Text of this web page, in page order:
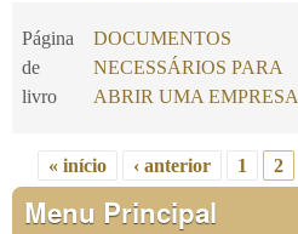
Página
de
livro
DOCUMENTOS
NECESSÁRIOS PARA
ABRIR UMA EMPRESA
Páginas
« início ‹ anterior 1 2
Menu Principal